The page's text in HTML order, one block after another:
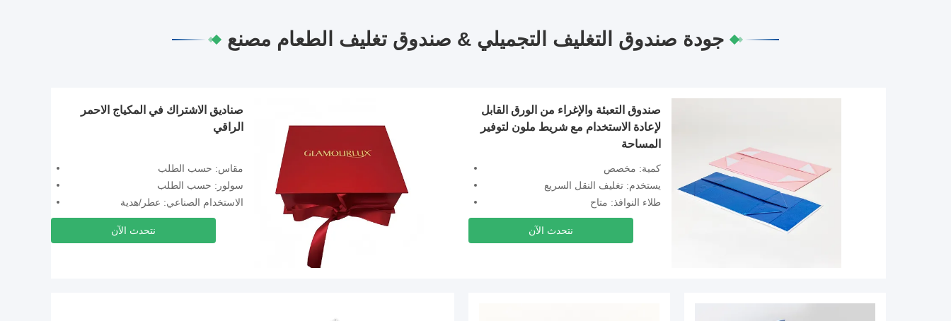
جودة صندوق التغليف التجميلي & صندوق تغليف الطعام مصنع
صندوق التعبئة والإغراء من الورق القابل
لإعادة الاستخدام مع شريط ملون لتوفير
المساحة
كمية: مخصص
يستخدم: تغليف النقل السريع
طلاء النوافذ: متاح
نتحدث الآن
صناديق الاشتراك في المكياج الاحمر
الراقي
مقاس: حسب الطلب
سولور: حسب الطلب
الاستخدام الصناعي: عطر/هدية
نتحدث الآن